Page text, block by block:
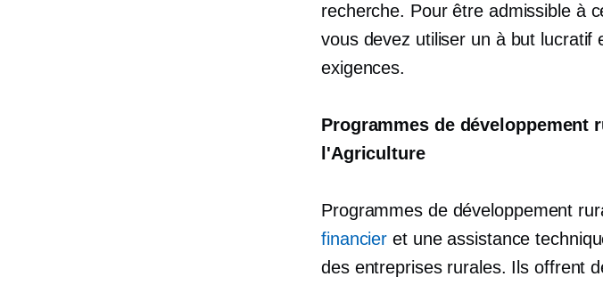
recherche. Pour être admissible à
vous devez utiliser un à but lucratif
exigences.
Programmes de développement
l'Agriculture
Programmes de développement
financier et une assistance
des entreprises rurales. Ils offrent